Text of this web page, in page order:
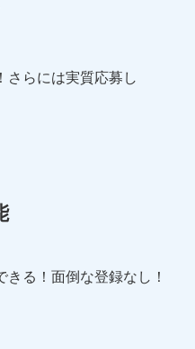
さらには実質応募し
る！面倒な登録なし！